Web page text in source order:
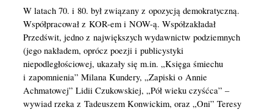
W latach 70. i 80. był związany z opozycją demokratyczną.
Współpracował z KOR-em i NOW-ą. Współzakładał
Przedświt, jedno z największych wydawnictw podziemnych
(jego nakładem, oprócz poezji i publicystyki
niepodległościowej, ukazały się m.in. „Księga śmiechu
i zapomnienia” Milana Kundery, „Zapiski o Annie
Achmatowej” Lidii Czukowskiej, „Pół wieku czyśćca” –
wywiad rzeka z Tadeuszem Konwickim, oraz „Oni” Teresy